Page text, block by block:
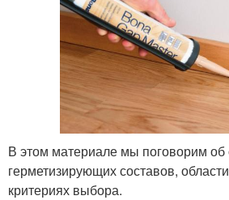
В этом материале мы поговорим об
герметизирующих составов,
критериях выбора.